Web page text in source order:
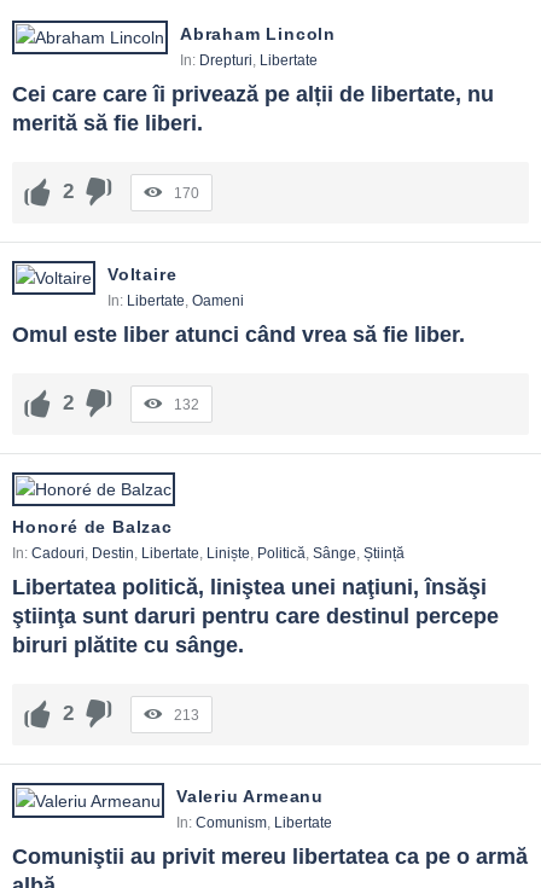
Abraham Lincoln
In: Drepturi, Libertate
Cei care care îi privează pe alții de libertate, nu
merită să fie liberi.
2 170
Voltaire
In: Libertate, Oameni
Omul este liber atunci când vrea să fie liber.
2 132
Honoré de Balzac
In: Cadouri, Destin, Libertate, Liniște, Politică, Sânge, Știință
Libertatea politică, liniştea unei naţiuni, însăşi
ştiinţa sunt daruri pentru care destinul percepe
biruri plătite cu sânge.
2 213
Valeriu Armeanu
In: Comunism, Libertate
Comuniştii au privit mereu libertatea ca pe o armă